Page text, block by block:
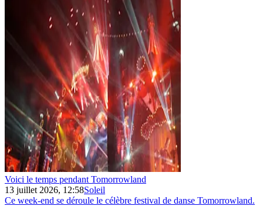
Voici le temps pendant Tomorrowland
13 juillet 2026, 12:58Soleil
Ce week-end se déroule le célèbre festival de danse Tomorrowland.